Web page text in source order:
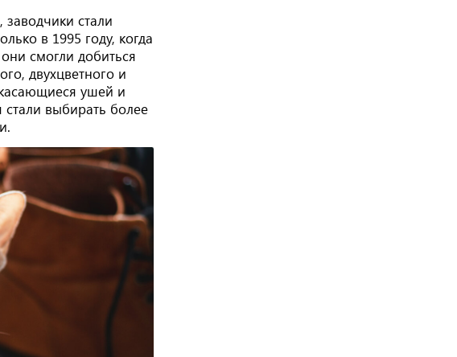
заводчики стали
в 1995 году, когда
смогли добиться
двухцветного и
ушей и
стали выбирать более